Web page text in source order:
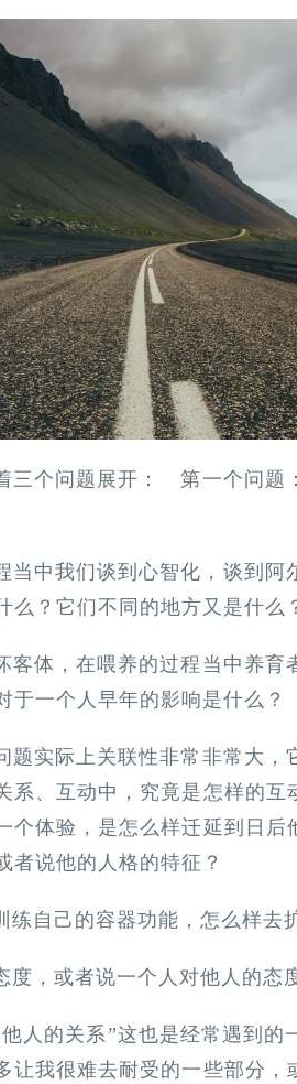
三个问题展开： 第一个问题
当中我们谈到心智化，‍‍谈到
么？它们不同的地方又是什么
客体，在喂养的过程当中养
于一个人早年的影响‍‍是什么？
题实际上关联性非常非常大
系、互动中，究竟是怎样的互
个体验，是怎么样迁延到日
者说他的人格的特征？
练自己的‍‍容器功能，怎么样去
度，‍‍或者说一个人对他人的态
人的关系”这也是经常遇到
让我很难去耐受的一些部分